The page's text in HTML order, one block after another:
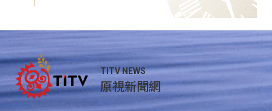
TITV NEWS
原視新聞網